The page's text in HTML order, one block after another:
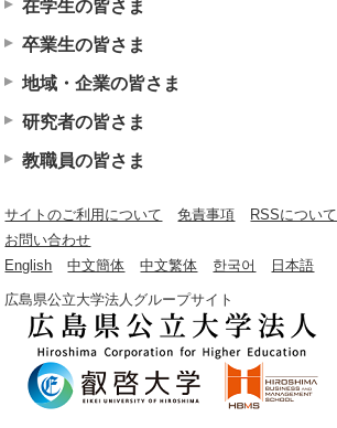
在学生の皆さま
卒業生の皆さま
地域・企業の皆さま
研究者の皆さま
教職員の皆さま
サイトのご利用について 免責事項 RSSについて
お問い合わせ
English
中文簡体 中文繁体 한국어 日本語
広島県公立大学法人グループサイト